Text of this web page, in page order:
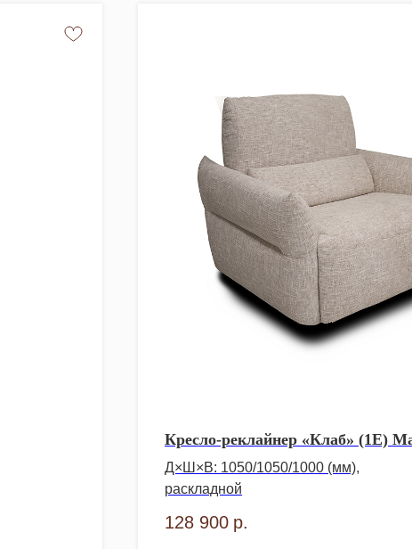
Кресло-реклайнер «Клаб» (1E)
Д×Ш×В: 1050/1050/1000 (мм),
раскладной
128 900 р.